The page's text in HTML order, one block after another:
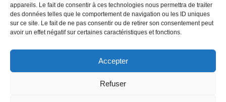
appareils. Le fait de consentir à ces technologies nous permettra de traiter
des données telles que le comportement de navigation ou les ID uniques
sur ce site. Le fait de ne pas consentir ou de retirer son consentement peut
avoir un effet négatif sur certaines caractéristiques et fonctions.
Accepter
Refuser
Copyright 2024
Mentions légales